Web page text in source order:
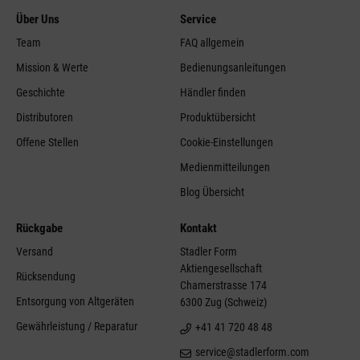
Über Uns
Team
Mission & Werte
Geschichte
Distributoren
Offene Stellen
Service
FAQ allgemein
Bedienungsanleitungen
Händler finden
Produktübersicht
Cookie-Einstellungen
Medienmitteilungen
Blog Übersicht
Rückgabe
Versand
Rücksendung
Entsorgung von Altgeräten
Gewährleistung / Reparatur
Kontakt
Stadler Form
Aktiengesellschaft
Chamerstrasse 174
6300 Zug (Schweiz)
+41 41 720 48 48
service@stadlerform.com